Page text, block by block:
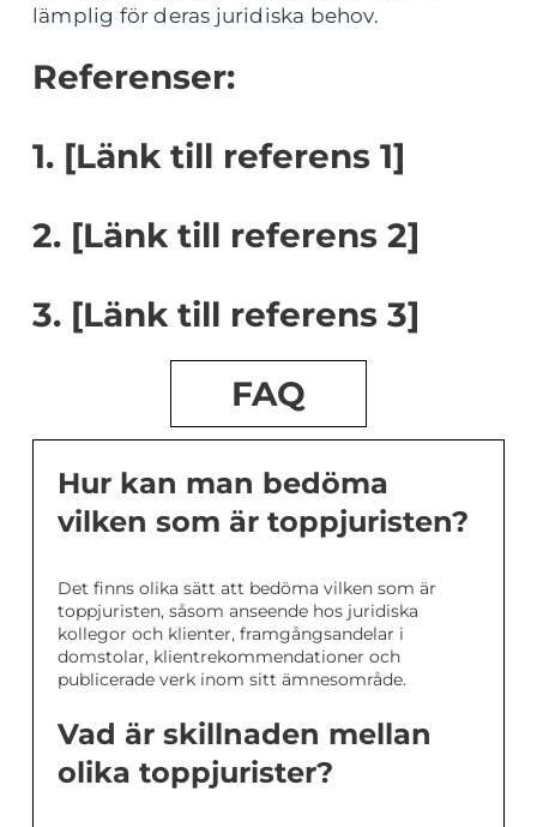
lämplig för deras juridiska behov.
Referenser:
1. [Länk till referens 1]
2. [Länk till referens 2]
3. [Länk till referens 3]
FAQ
Hur kan man bedöma
vilken som är toppjuristen?
Det finns olika sätt att bedöma vilken som är
toppjuristen, såsom anseende hos juridiska
kollegor och klienter, framgångsandelar i
domstolar, klientrekommendationer och
publicerade verk inom sitt ämnesområde.
Vad är skillnaden mellan
olika toppjurister?